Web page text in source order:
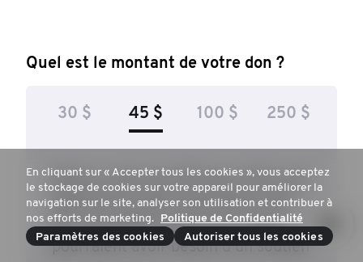
Quel est le montant de votre don ?
30 $ 45 $ 100 $ 250 $
Faites un don de 45$ pour offrir aux
parents les outils nécessaires afin
de reconnaître quand leurs ados
pourraient avoir besoin d’un soutien
En cliquant sur « Accepter tous les cookies », vous acceptez
le stockage de cookies sur votre appareil pour améliorer la
navigation sur le site, analyser son utilisation et contribuer à
nos efforts de marketing. Politique de Confidentialité
Paramètres des cookies
Autoriser tous les cookies